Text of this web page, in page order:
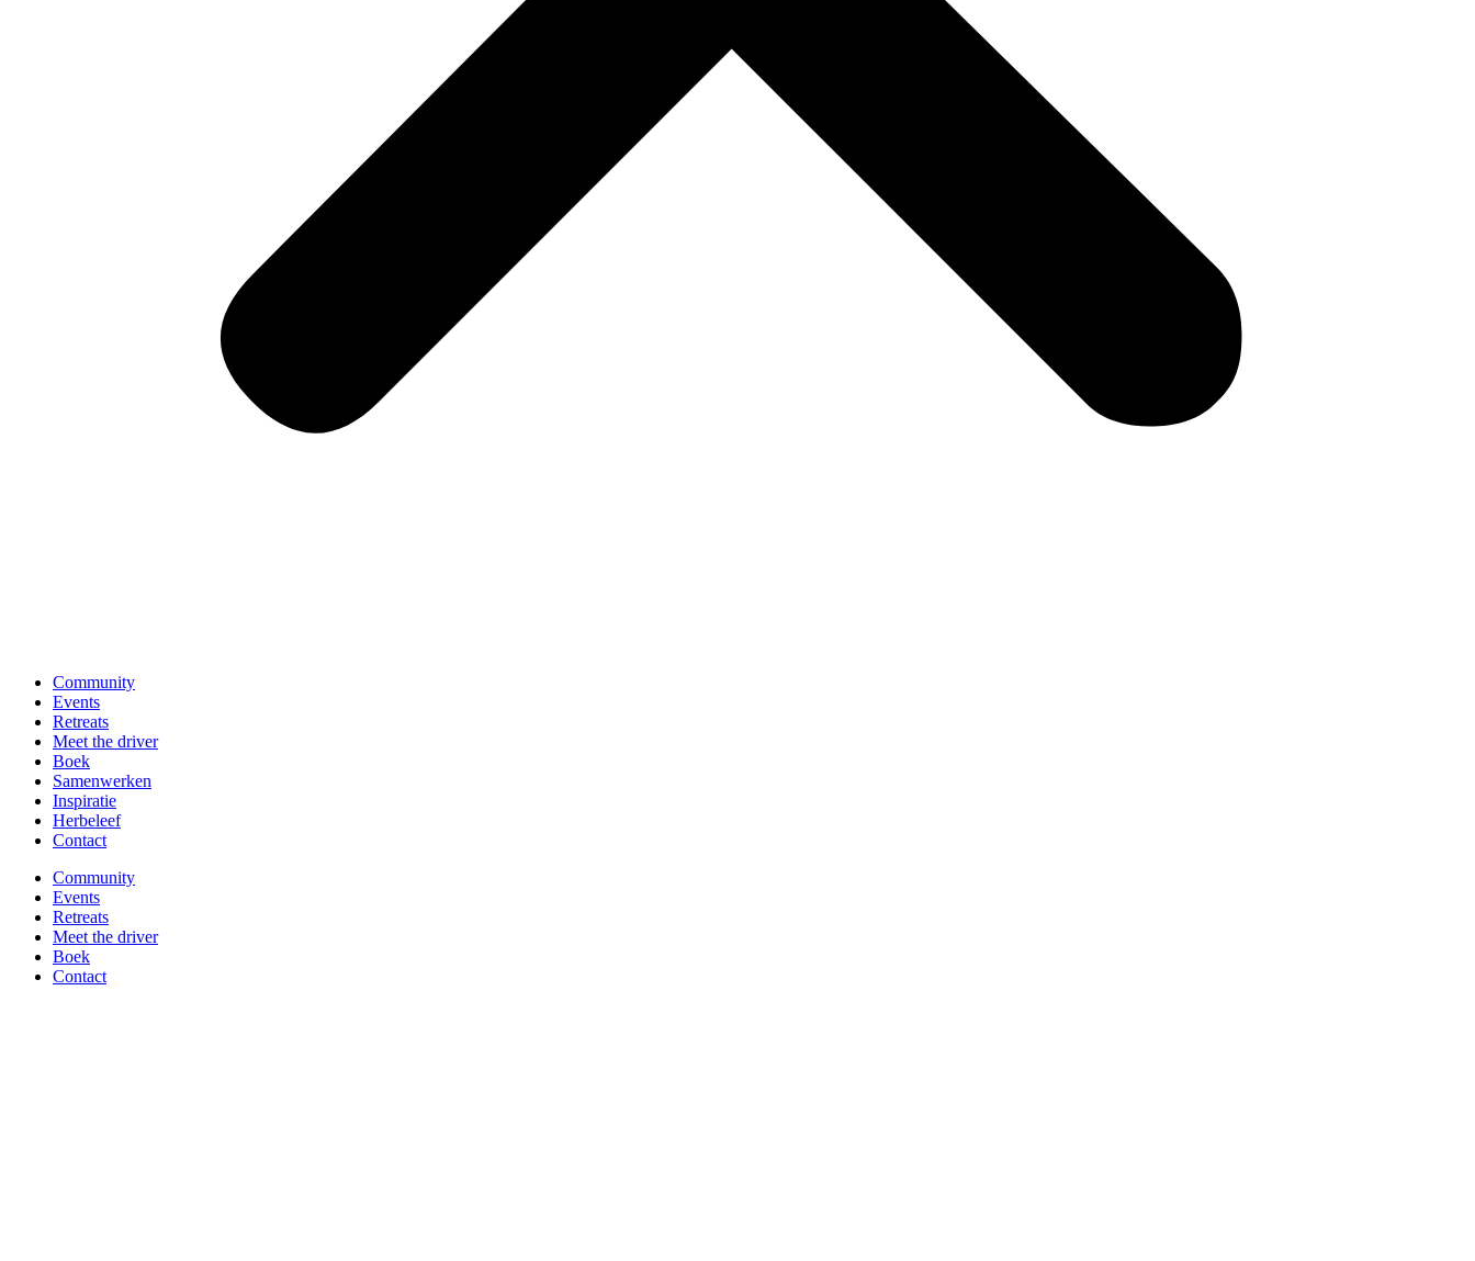
Community
Events
Retreats
Meet the driver
Boek
Samenwerken
Inspiratie
Herbeleef
Contact
Community
Events
Retreats
Meet the driver
Boek
Contact